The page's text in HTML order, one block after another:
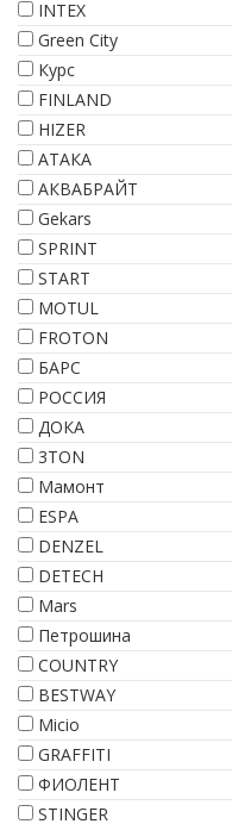
INTEX
Green City
Курс
FINLAND
HIZER
АТАКА
АКВАБРАЙТ
Gekars
SPRINT
START
MOTUL
FROTON
БАРС
РОССИЯ
ДОКА
3TON
Мамонт
ESPA
DENZEL
DETECH
Mars
Петрошина
COUNTRY
BESTWAY
Micio
GRAFFITI
ФИОЛЕНТ
STINGER